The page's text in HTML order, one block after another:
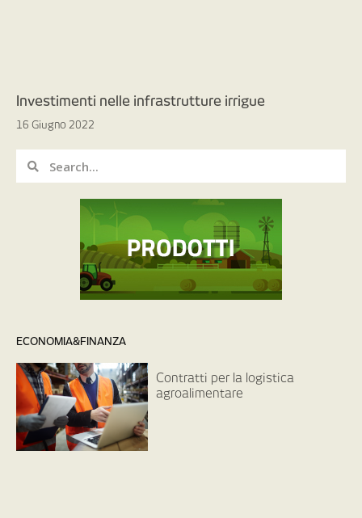
Investimenti nelle infrastrutture irrigue
16 Giugno 2022
ECONOMIA&FINANZA
Contratti per la logistica
agroalimentare